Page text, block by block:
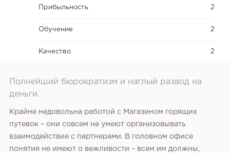
Прибыльность 2
Обучение 2
Качество 2
Полнейший бюрократизм и наглый развод на
деньги.
Крайне недовольна работой с Магазином горящих
путевок – они совсем не умеют организовывать
взаимодействие с партнерами. В головном офисе
понятия не имеют о вежливости – всем им должны,